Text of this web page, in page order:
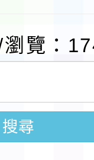
畫」
國畫廊
臺北
育日」
第1學
鐘點教
次招考)
後照顧
程
會划船
覽：
搜尋